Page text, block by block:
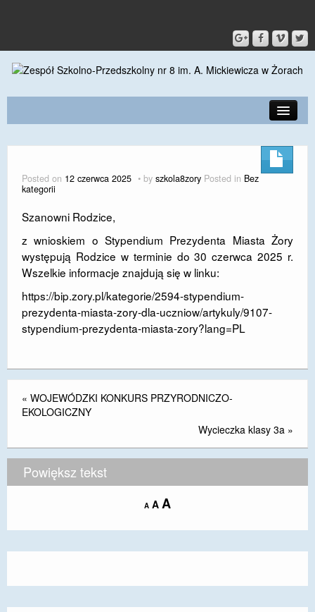
KONTAKT
DLA RODZICÓW I UCZNIÓW
DLA PRACOWNIKÓW
GALERIA
SPORT
DOSTĘPNOŚĆ
RODO
EGZAMIN ÓSMOKLASISTY
STANDARDY OCHRONY MAŁOLETNICH
PROJEKT ,,SZKOŁY Z JAKOŚCIĄ – ROZWÓJ
REKRUTACJA 2026/2027
Posted on 12 czerwca 2025 by szkola8zory Posted in Bez
kategorii
Szanowni Rodzice,
z wnioskiem o Stypendium Prezydenta Miasta Żory
występują Rodzice w terminie do 30 czerwca 2025 r.
Wszelkie informacje znajdują się w linku:
https://bip.zory.pl/kategorie/2594-stypendium-
prezydenta-miasta-zory-dla-uczniow/artykuly/9107-
stypendium-prezydenta-miasta-zory?lang=PL
« WOJEWÓDZKI KONKURS PRZYRODNICZO-
EKOLOGICZNY
Wycieczka klasy 3a »
Powiększ tekst
A Decrease
size.
A Reset
size.
AIncrease
size.